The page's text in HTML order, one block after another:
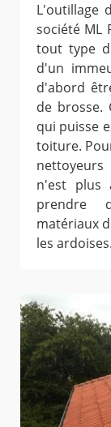
L'outillage
société ML
tout type
d'un
d'abord
de brosse.
qui puisse
toiture.
n'est plus
prendre
matériaux
les ardoises.